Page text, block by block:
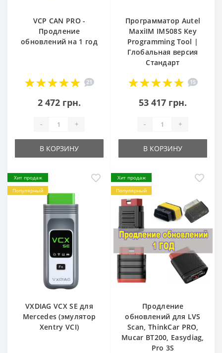
VCP CAN PRO -
Продление
обновлений на 1 год
21
2 472 грн.
- +
В КОРЗИНУ
Программатор Autel
MaxiIM IM508S Key
Programming Tool |
Глобальная версия
Стандарт
15
53 417 грн.
- +
В КОРЗИНУ
Хит продаж
Популярный
VXDIAG VCX SE для
Mercedes (эмулятор
Xentry VCI)
Хит продаж
Популярный
Продление
обновлений для LVS
Scan, ThinkCar PRO,
Mucar BT200, Easydiag,
Pro 3S